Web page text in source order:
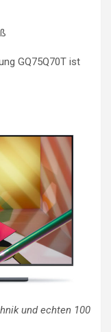
GQ75Q70T ist
und echten 100